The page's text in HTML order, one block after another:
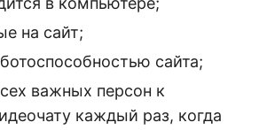
на сайт;
сайта;
важных персон к
каждый раз, когда